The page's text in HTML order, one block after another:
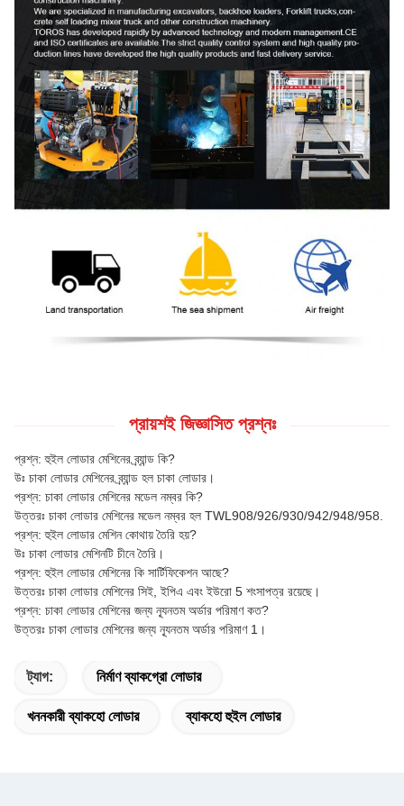
প্রায়শই জিজ্ঞাসিত প্রশ্নঃ
প্রশ্ন: হুইল লোডার মেশিনের ব্র্যান্ড কি?
উঃ চাকা লোডার মেশিনের ব্র্যান্ড হল চাকা লোডার।
প্রশ্ন: চাকা লোডার মেশিনের মডেল নম্বর কি?
উত্তরঃ চাকা লোডার মেশিনের মডেল নম্বর হল TWL908/926/930/942/948/958.
প্রশ্ন: হুইল লোডার মেশিন কোথায় তৈরি হয়?
উঃ চাকা লোডার মেশিনটি চীনে তৈরি।
প্রশ্ন: হুইল লোডার মেশিনের কি সার্টিফিকেশন আছে?
উত্তরঃ চাকা লোডার মেশিনের সিই, ইপিএ এবং ইউরো 5 শংসাপত্র রয়েছে।
প্রশ্ন: চাকা লোডার মেশিনের জন্য ন্যূনতম অর্ডার পরিমাণ কত?
উত্তরঃ চাকা লোডার মেশিনের জন্য ন্যূনতম অর্ডার পরিমাণ 1।
ট্যাগ: নির্মাণ ব্যাকগ্রো লোডার
খননকারী ব্যাকহো লোডার ব্যাকহো হুইল লোডার